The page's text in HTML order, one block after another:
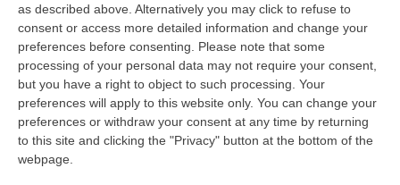
as described above. Alternatively you may click to refuse to
consent or access more detailed information and change your
preferences before consenting.
Please note that some
processing of your personal data may not require your consent,
but you have a right to object to such processing. Your
preferences will apply to this website only. You can change your
preferences or withdraw your consent at any time by returning
to this site and clicking the "Privacy" button at the bottom of the
webpage.
Pubblicato il: 22/12/25 – 9:30